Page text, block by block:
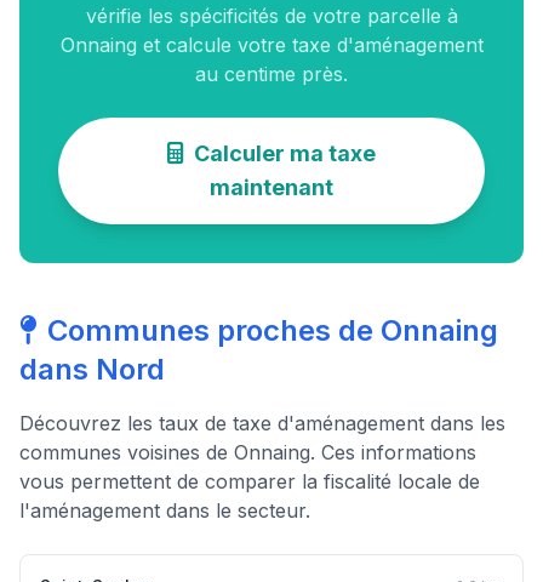
vérifie les spécificités de votre parcelle à
Onnaing et calcule votre taxe d'aménagement
au centime près.
Calculer ma taxe
maintenant
Communes proches de Onnaing
dans Nord
Découvrez les taux de taxe d'aménagement dans les
communes voisines de Onnaing. Ces informations
vous permettent de comparer la fiscalité locale de
l'aménagement dans le secteur.